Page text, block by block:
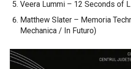
Veera Lummi – 12 Seconds of
Matthew Slater – Memoria
Mechanica / In Futuro)